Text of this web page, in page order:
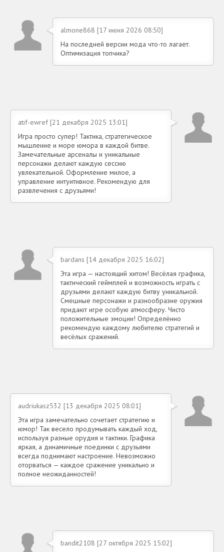
almone868 [17 июня 2026 08:50]
На последней версии мода что-то лагает.
Оптимизация топчика?
atif-ewref [21 декабря 2025 13:01]
Игра просто супер! Тактика, стратегическое
мышление и море юмора в каждой битве.
Замечательные арсеналы и уникальные
персонажи делают каждую сессию
увлекательной. Оформление милое, а
управление интуитивное. Рекомендую для
развлечения с друзьями!
bardans [14 декабря 2025 16:02]
Эта игра — настоящий хитом! Весёлая графика,
тактический геймплей и возможность играть с
друзьями делают каждую битву уникальной.
Смешные персонажи и разнообразие оружия
придают игре особую атмосферу. Чисто
положительные эмоции! Определённо
рекомендую каждому любителю стратегий и
весёлых сражений.
audriukasz532 [13 декабря 2025 08:01]
Эта игра замечательно сочетает стратегию и
юмор! Так весело продумывать каждый ход,
используя разные орудия и тактики. Графика
яркая, а динамичные поединки с друзьями
всегда поднимают настроение. Невозможно
оторваться — каждое сражение уникально и
полное неожиданностей!
bandit2108 [27 октября 2025 15:02]